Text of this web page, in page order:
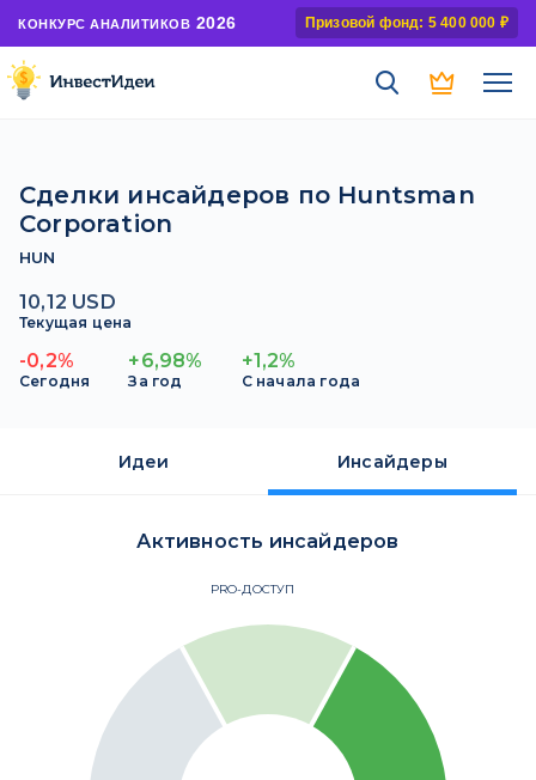
КОНКУРС АНАЛИТИКОВ 2026 Призовой фонд: 5 400 000 ₽
Сделки инсайдеров по Huntsman
Corporation
HUN
10,12 USD
Текущая цена
-0,2%
Сегодня
+6,98%
За год
+1,2%
С начала года
Идеи Инсайдеры
Активность инсайдеров
PRO-ДОСТУП